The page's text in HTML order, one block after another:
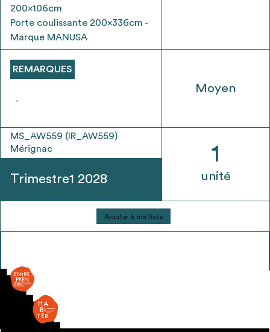
200x106cm
Porte coulissante 200x336cm -
Marque MANUSA
REMARQUES
-
MS_AW559 (IR_AW559)
Mérignac
Trimestre1 2028
Moyen
1
unité
quantité
de
Ajouter à ma liste